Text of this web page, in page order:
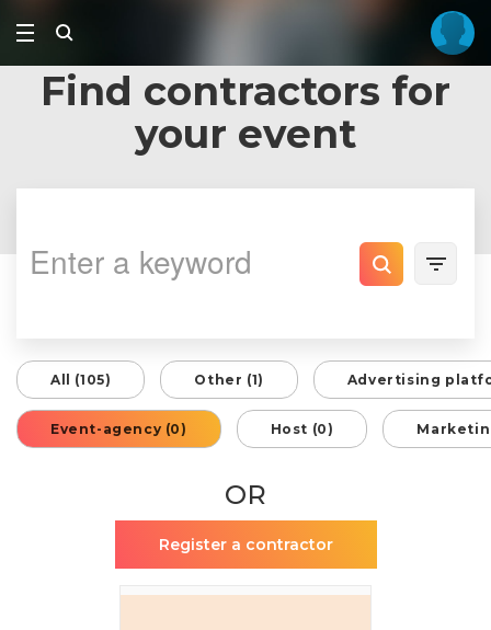
Find contractors for
your event
All (105) Other (1) Advertising
Event-agency (0) Host (0)
OR
Register a contractor